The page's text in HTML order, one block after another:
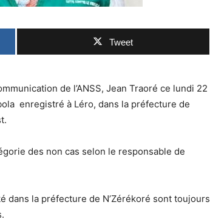
Tweet
de l’ANSS, Jean Traoré ce lundi 22
enregistré à Léro, dans la préfecture de
des non cas selon le responsable de
dans la préfecture de N’Zérékoré sont toujours